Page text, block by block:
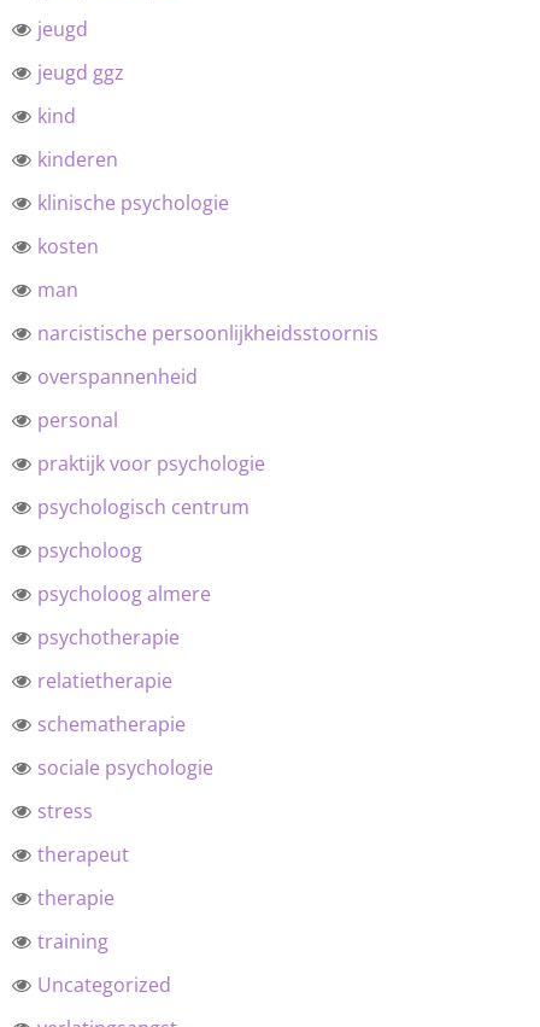
jeugd
jeugd ggz
kind
kinderen
klinische psychologie
kosten
man
narcistische persoonlijkheidsstoornis
overspannenheid
personal
praktijk voor psychologie
psychologisch centrum
psycholoog
psycholoog almere
psychotherapie
relatietherapie
schematherapie
sociale psychologie
stress
therapeut
therapie
training
Uncategorized